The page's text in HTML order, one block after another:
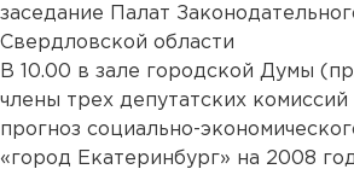
заседание Палат
Свердловской области
В 10.00 в зале городской Думы
члены трех депутатских комиссий
прогноз социально-
«город Екатеринбург» на 2008